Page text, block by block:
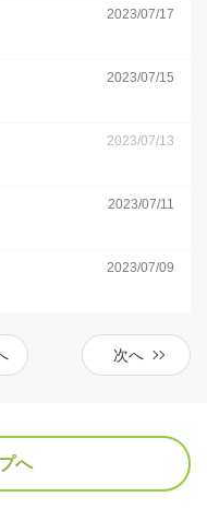
2023/07/17
2023/07/15
2023/07/13
2023/07/11
2023/07/09
次へ
へ